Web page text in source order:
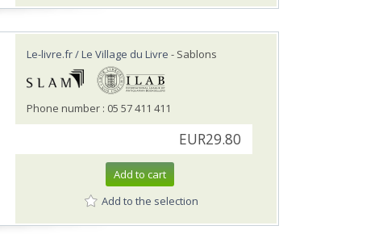
Le-livre.fr / Le Village du Livre - Sablons
Phone number : 05 57 411 411
EUR29.80
Add to cart
Add to the selection